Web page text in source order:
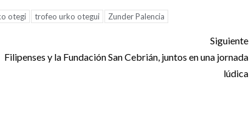
otegi trofeo urko otegui Zunder Palencia
Siguiente
Filipenses y la Fundación San Cebrián, juntos en una jornada
lúdica